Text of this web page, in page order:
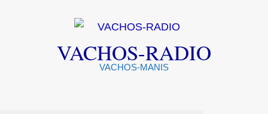
VACHOS-RADIO
VACHOS-MANIS